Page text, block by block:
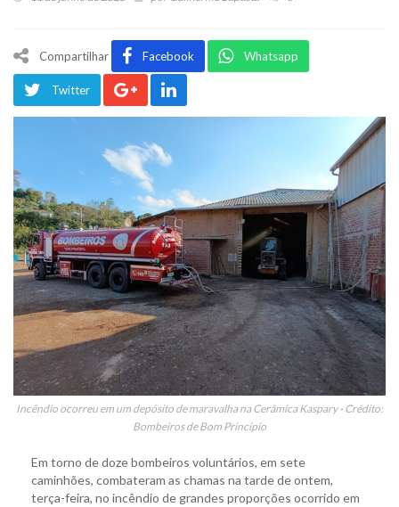
Compartilhar Facebook Whatsapp
Twitter
Incêndio ocorreu em um depósito de maravalha na Cerâmica Kaspary - Crédito:
Bombeiros de Bom Princípio
Em torno de doze bombeiros voluntários, em sete
caminhões, combateram as chamas na tarde de ontem,
terça-feira, no incêndio de grandes proporções ocorrido em